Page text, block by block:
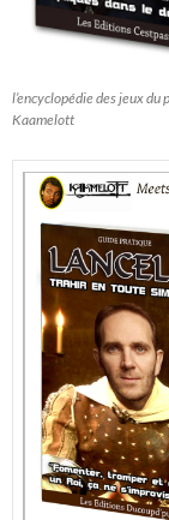
l’encyclopédie des jeux
Kaamelott